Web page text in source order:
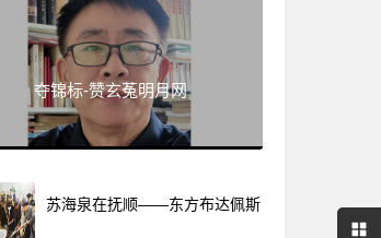
夺锦标-赞玄菟明月网
苏海泉在抚顺——东方布达佩斯